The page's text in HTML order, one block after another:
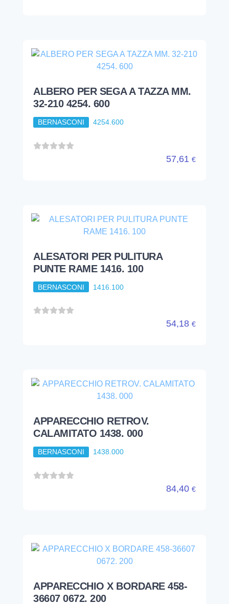
ALBERO PER SEGA A TAZZA MM.
32-210 4254. 600
BERNASCONI 4254.600
57,61 €
ALESATORI PER PULITURA
PUNTE RAME 1416. 100
BERNASCONI 1416.100
54,18 €
APPARECCHIO RETROV.
CALAMITATO 1438. 000
BERNASCONI 1438.000
84,40 €
APPARECCHIO X BORDARE 458-
36607 0672. 200